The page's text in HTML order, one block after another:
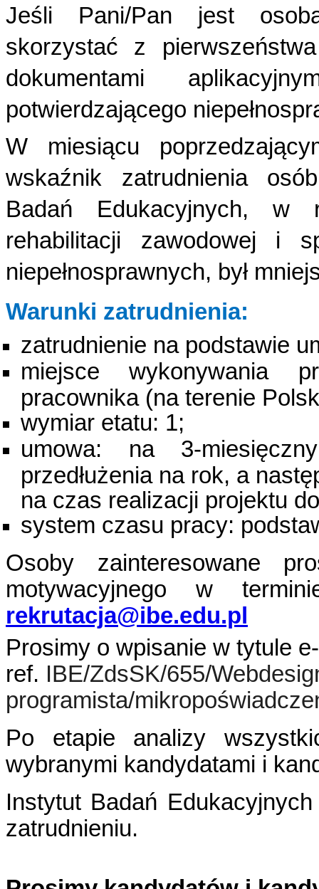
Jeśli Pani/Pan jest
skorzystać z
dokumentami
potwierdzającego
W miesiącu
wskaźnik zatrudnienia
Badań Edukacyjnych, w
rehabilitacji zawodowej i
niepełnosprawnych, był
Warunki zatrudnienia:
zatrudnienie na podstawie
miejsce wykonywania
pracownika (na terenie
wymiar etatu: 1;
umowa: na 3-
przedłużenia na rok, a
na czas realizacji projektu
system czasu pracy:
Osoby zainteresowane
motywacyjnego w
rekrutacja@ibe.edu.pl
Prosimy o wpisanie w tytule
ref. IBE/ZdsSK/655/
programista/
Po etapie analizy
wybranymi kandydatami i
Instytut Badań
zatrudnieniu.